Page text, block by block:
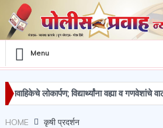
Menu
लोकार्पण; विद्यार्थ्यांना वह्या व गणवेशांचे
मुद्देमाल जप्त
HOME कृषी प्रदर्शन